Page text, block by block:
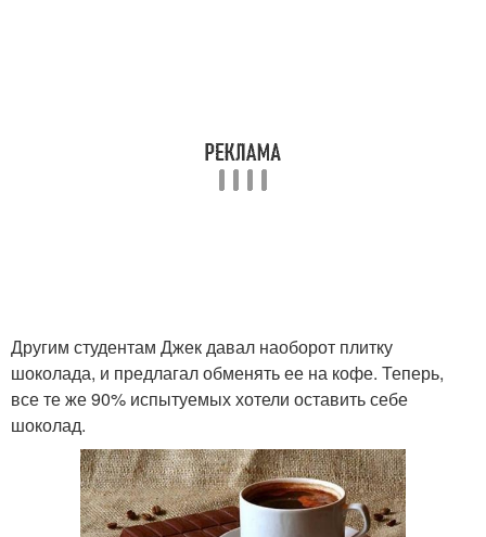
Другим студентам Джек давал наоборот плитку
шоколада, и предлагал обменять ее на кофе. Теперь,
все те же 90% испытуемых хотели оставить себе
шоколад.